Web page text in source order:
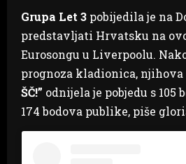
Grupa Let 3 pobijedila je na
predstavljati Hrvatsku na
Eurosongu u Liverpoolu.
prognoza kladionica, njihova
ŠČ!” odnijela je pobjedu s 105
174 bodova publike, piše